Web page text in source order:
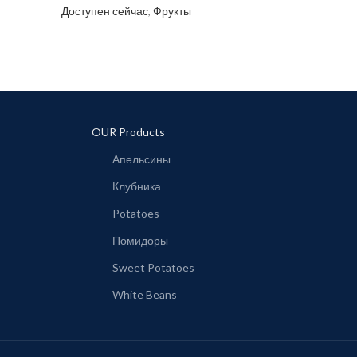
Доступен сейчас, Фрукты
OUR Products
Апельсины
Клубника
Potatoes
Помидоры
Sweet Potatoes
White Beans